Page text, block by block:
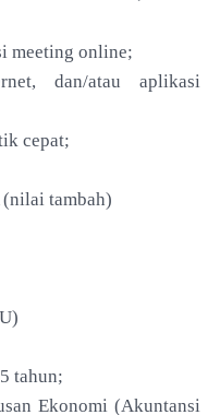
meeting online;
dan/atau aplikasi
cepat;
tambah)
tahun;
Ekonomi (Akuntansi